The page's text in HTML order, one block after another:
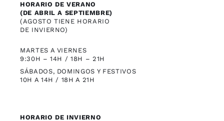
HORARIO DE VERANO
(DE ABRIL A SEPTIEMBRE)
(AGOSTO TIENE HORARIO
DE INVIERNO)
MARTES A VIERNES
9:30H – 14H / 18H – 21H
SÁBADOS, DOMINGOS Y FESTIVOS
10H A 14H / 18H A 21H
HORARIO DE INVIERNO